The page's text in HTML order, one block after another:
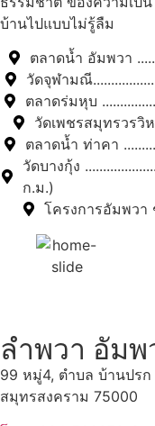
บ้านไปแบบไม่รู้ลืม
ตลาดน้ำ อัมพวา
วัดจุฬามณี
ตลาดร่มหุบ
วัดเพชรสมุทรวรวิห
ตลาดน้ำ ท่าคา
วัดบางกุ้ง
ก.ม.)
โครงการอัมพวา
ลำพวา อัมพ
99 หมู่4, ตำบล บ้านปรก
สมุทรสงคราม 75000